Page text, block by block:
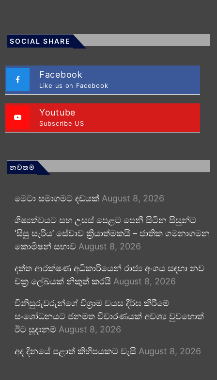
SOCIAL SHARE
Facebook
Like us on Facebook
Youtube
Subscribe US
නවතම
මෙටා සමාගමට දඩයක් August 8, 2026
ශිෂ්‍යත්වයට සහ උසස් පෙළට පෙනී සිටින සිසුන්ට
‘සිසු සැරිය’ සේවාව ක්‍රියාත්මකයි – ජාතික ගමනාගමන
කොමිෂන් සභාව August 8, 2026
දත්ත ආරක්ෂණ අධිකාරියෙන් රාජ්‍ය අංශය සඳහා නව
චක්‍ර ලේඛයක් නිකුත් කරයි August 8, 2026
විනිසුරුවරුන්ගේ විශ්‍රාම වයස දීර්ඝ කිරීමේ
සංශෝධනයට ජනමත විචාරණයක් අවශ්‍ය වුවහොත්
ඊට සූදානම් August 8, 2026
අද දිනයේ පළාත් කිහිපයකට වැසි August 8, 2026